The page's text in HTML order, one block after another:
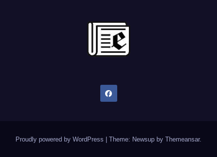
Proudly powered by WordPress Theme: Newsup by Themeansar.